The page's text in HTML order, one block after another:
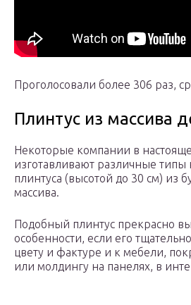
Проголосовали более 306 раз,
Плинтус из массива
Некоторые компании в
изготавливают различные типы
плинтуса (высотой до 30 см) из
массива.
Подобный плинтус прекрасно
особенности, если его
цвету и фактуре и к мебели,
или молдингу на панелях, в